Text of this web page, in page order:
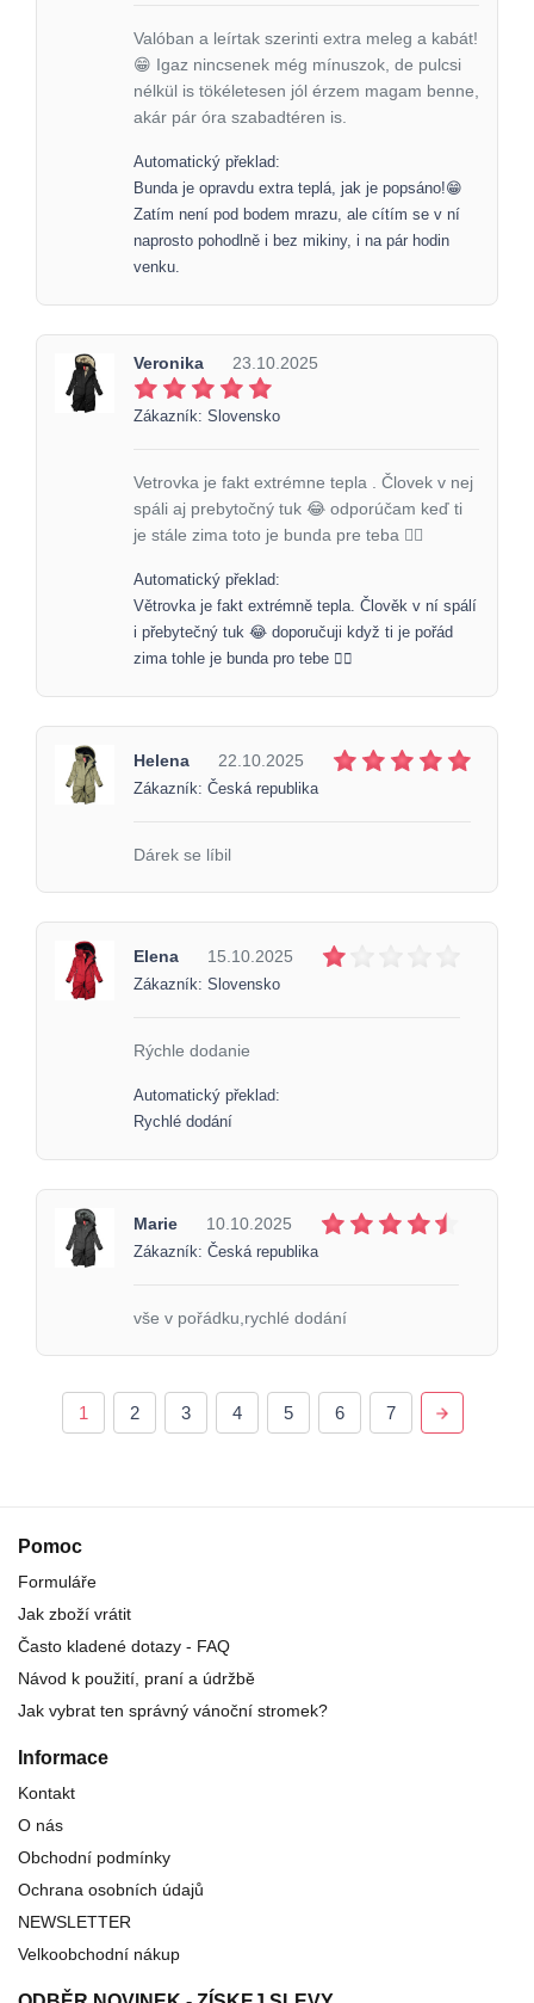
Valóban a leírtak szerinti extra meleg a kabát!
😁 Igaz nincsenek még mínuszok, de pulcsi
nélkül is tökéletesen jól érzem magam benne,
akár pár óra szabadtéren is.
Automatický překlad:
Bunda je opravdu extra teplá, jak je popsáno!😁
Zatím není pod bodem mrazu, ale cítím se v ní
naprosto pohodlně i bez mikiny, i na pár hodin
venku.
Veronika 23.10.2025
Zákazník: Slovensko
Vetrovka je fakt extrémne tepla . Človek v nej
spáli aj prebytočný tuk 😂 odporúčam keď ti
je stále zima toto je bunda pre teba 👌🏼
Automatický překlad:
Větrovka je fakt extrémně tepla. Člověk v ní spálí
i přebytečný tuk 😂 doporučuji když ti je pořád
zima tohle je bunda pro tebe 👌🏼
Helena 22.10.2025
Zákazník: Česká republika
Dárek se líbil
Elena 15.10.2025
Zákazník: Slovensko
Rýchle dodanie
Automatický překlad:
Rychlé dodání
Marie 10.10.2025
Zákazník: Česká republika
vše v pořádku,rychlé dodání
1 2 3 4 5 6 7
Pomoc
Formuláře
Jak zboží vrátit
Často kladené dotazy - FAQ
Návod k použití, praní a údržbě
Jak vybrat ten správný vánoční stromek?
Informace
Kontakt
O nás
Obchodní podmínky
Ochrana osobních údajů
NEWSLETTER
Velkoobchodní nákup